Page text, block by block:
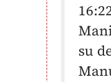
su